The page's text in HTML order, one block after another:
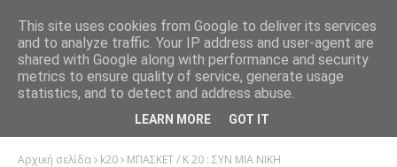
Αρχική σελίδα k20 ΜΠΑΣΚΕΤ / Κ 20 : ΣΥΝ ΜΙΑ ΝΙΚΗ
This site uses cookies from Google to deliver its services
and to analyze traffic. Your IP address and user-agent are
shared with Google along with performance and security
metrics to ensure quality of service, generate usage
statistics, and to detect and address abuse.
LEARN MORE GOT IT